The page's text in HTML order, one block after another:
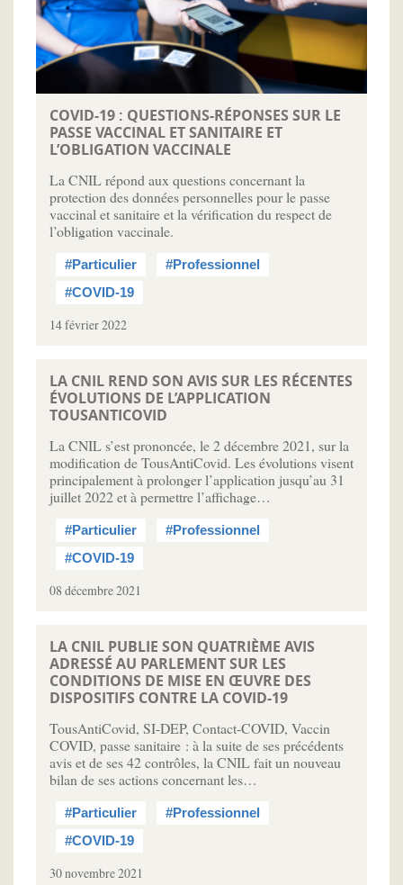
COVID-19 : QUESTIONS-RÉPONSES SUR LE
PASSE VACCINAL ET SANITAIRE ET
L’OBLIGATION VACCINALE
La CNIL répond aux questions concernant la
protection des données personnelles pour le passe
vaccinal et sanitaire et la vérification du respect de
l’obligation vaccinale.
#Particulier
#Professionnel
#COVID-19
14 février 2022
LA CNIL REND SON AVIS SUR LES RÉCENTES
ÉVOLUTIONS DE L’APPLICATION
TOUSANTICOVID
La CNIL s’est prononcée, le 2 décembre 2021, sur la
modification de TousAntiCovid. Les évolutions visent
principalement à prolonger l’application jusqu’au 31
juillet 2022 et à permettre l’affichage…
#Particulier
#Professionnel
#COVID-19
08 décembre 2021
LA CNIL PUBLIE SON QUATRIÈME AVIS
ADRESSÉ AU PARLEMENT SUR LES
CONDITIONS DE MISE EN ŒUVRE DES
DISPOSITIFS CONTRE LA COVID-19
TousAntiCovid, SI-DEP, Contact-COVID, Vaccin
COVID, passe sanitaire : à la suite de ses précédents
avis et de ses 42 contrôles, la CNIL fait un nouveau
bilan de ses actions concernant les…
#Particulier
#Professionnel
#COVID-19
30 novembre 2021